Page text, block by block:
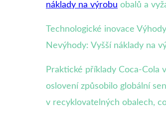
náklady na výrobu obalů a
Technologické inovace
Nevýhody: Vyšší náklady na
Praktické příklady Coca-Cola
oslovení způsobilo globální
v recyklovatelných obalech,